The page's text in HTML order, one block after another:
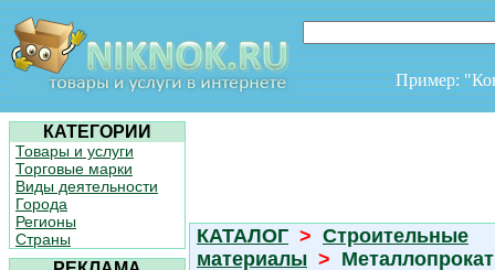
Пример:
КАТЕГОРИИ
Товары и услуги
Торговые марки
Виды деятельности
Города
Регионы
Страны
КАТАЛОГ > Строительные
материалы > Металлопрокат